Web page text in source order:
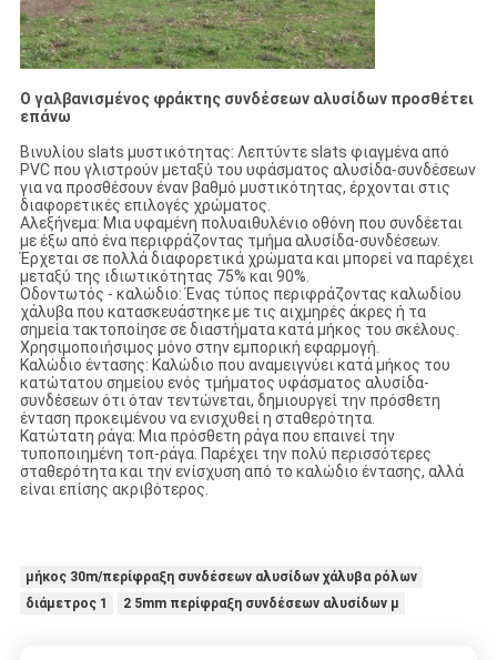
Ο γαλβανισμένος φράκτης συνδέσεων αλυσίδων προσθέτει
επάνω
Βινυλίου slats μυστικότητας: Λεπτύντε slats φιαγμένα από
PVC που γλιστρούν μεταξύ του υφάσματος αλυσίδα-συνδέσεων
για να προσθέσουν έναν βαθμό μυστικότητας, έρχονται στις
διαφορετικές επιλογές χρώματος.
Αλεξήνεμα: Μια υφαμένη πολυαιθυλένιο οθόνη που συνδέεται
με έξω από ένα περιφράζοντας τμήμα αλυσίδα-συνδέσεων.
Έρχεται σε πολλά διαφορετικά χρώματα και μπορεί να παρέχει
μεταξύ της ιδιωτικότητας 75% και 90%.
Οδοντωτός - καλώδιο: Ένας τύπος περιφράζοντας καλωδίου
χάλυβα που κατασκευάστηκε με τις αιχμηρές άκρες ή τα
σημεία τακτοποίησε σε διαστήματα κατά μήκος του σκέλους.
Χρησιμοποιήσιμος μόνο στην εμπορική εφαρμογή.
Καλώδιο έντασης: Καλώδιο που αναμειγνύει κατά μήκος του
κατώτατου σημείου ενός τμήματος υφάσματος αλυσίδα-
συνδέσεων ότι όταν τεντώνεται, δημιουργεί την πρόσθετη
ένταση προκειμένου να ενισχυθεί η σταθερότητα.
Κατώτατη ράγα: Μια πρόσθετη ράγα που επαινεί την
τυποποιημένη τοπ-ράγα. Παρέχει την πολύ περισσότερες
σταθερότητα και την ενίσχυση από το καλώδιο έντασης, αλλά
είναι επίσης ακριβότερος.
μήκος 30m/περίφραξη συνδέσεων αλυσίδων χάλυβα ρόλων
διάμετρος 1
2 5mm περίφραξη συνδέσεων αλυσίδων μ